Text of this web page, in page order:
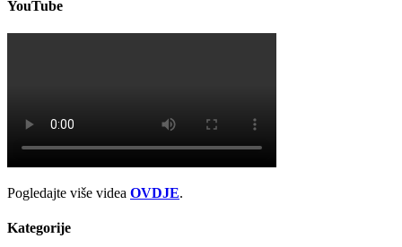
YouTube
Pogledajte više videa OVDJE.
Kategorije